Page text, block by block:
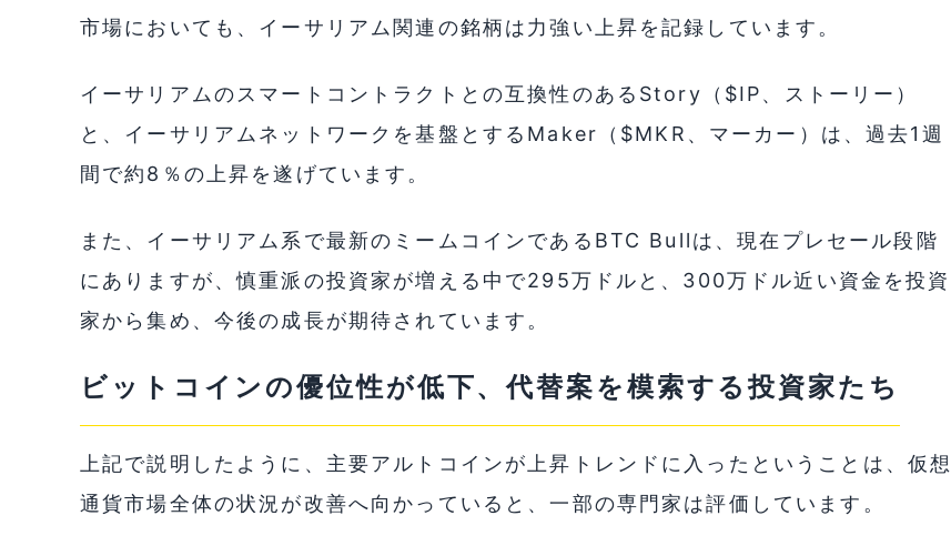
市場においても、イーサリアム関連の銘柄は力強い上昇を記録しています。
イーサリアムのスマートコントラクトとの互換性のあるStory（$IP、ストーリー）
と、イーサリアムネットワークを基盤とするMaker（$MKR、マーカー）は、過去1週
間で約8％の上昇を遂げています。
また、イーサリアム系で最新のミームコインであるBTC Bullは、現在プレセール段階
にありますが、慎重派の投資家が増える中で295万ドルと、300万ドル近い資金を投資
家から集め、今後の成長が期待されています。
ビットコインの優位性が低下、代替案を模索する投資家たち
上記で説明したように、主要アルトコインが上昇トレンドに入ったということは、仮想
通貨市場全体の状況が改善へ向かっていると、一部の専門家は評価しています。